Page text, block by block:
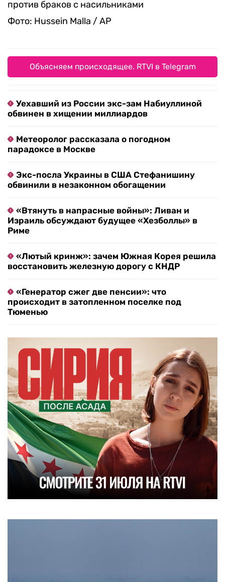
против браков с насильниками
Фото: Hussein Malla / AP
Объясняем происходящее. RTVI в Telegram
Уехавший из России экс-зам Набиуллиной
обвинен в хищении миллиардов
Метеоролог рассказала о погодном
парадоксе в Москве
Экс-посла Украины в США Стефанишину
обвинили в незаконном обогащении
«Втянуть в напрасные войны»: Ливан и
Израиль обсуждают будущее «Хезболлы» в
Риме
«Лютый кринж»: зачем Южная Корея решила
восстановить железную дорогу с КНДР
«Генератор сжег две пенсии»: что
происходит в затопленном поселке под
Тюменью